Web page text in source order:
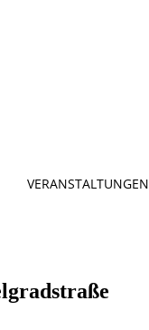
VERANSTALTUNGEN